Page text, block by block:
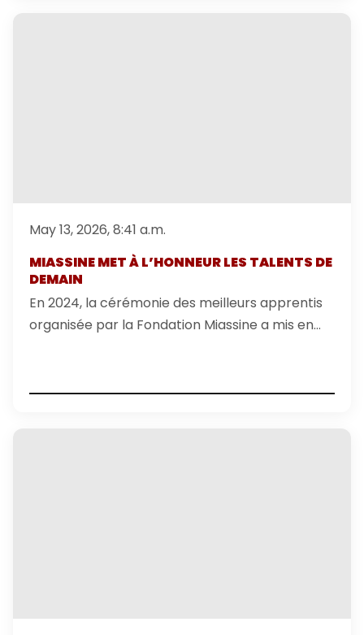
May 13, 2026, 8:41 a.m.
MIASSINE MET À L’HONNEUR LES TALENTS DE
DEMAIN
En 2024, la cérémonie des meilleurs apprentis
organisée par la Fondation Miassine a mis en
programme lancé en 2023 dans la région de